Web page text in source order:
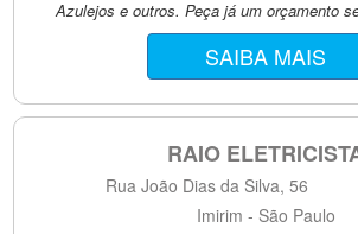
Azulejos e outros. Peça já um orçamento
SAIBA MAIS
RAIO
Rua João Dias da Silva, 56
Imirim - São Paulo